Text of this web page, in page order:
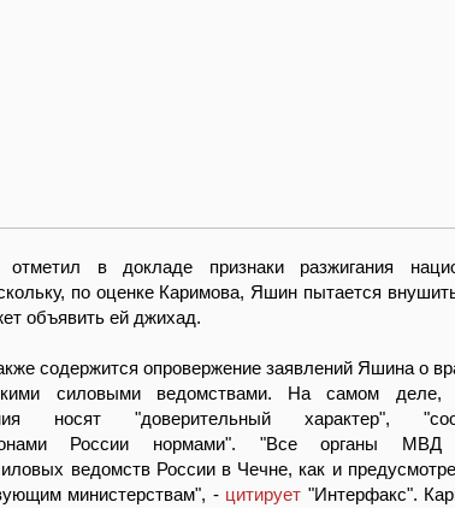
в докладе признаки разжигания
по оценке Каримова, Яшин пытается
объявить ей джихад.
содержится опровержение заявлений Яшина о
силовыми ведомствами. На самом деле,
носят "доверительный характер",
России нормами". "Все органы
ведомств России в Чечне, как и
министерствам", - цитирует "Интерфакс".